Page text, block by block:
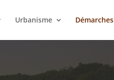
Urbanisme Démarches